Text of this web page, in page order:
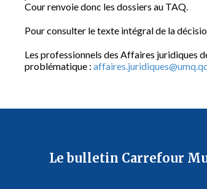
Cour renvoie donc les dossiers au TAQ.
Pour consulter le texte intégral de la
Les professionnels des Affaires juridiques
problématique :
Le bulletin Carrefour